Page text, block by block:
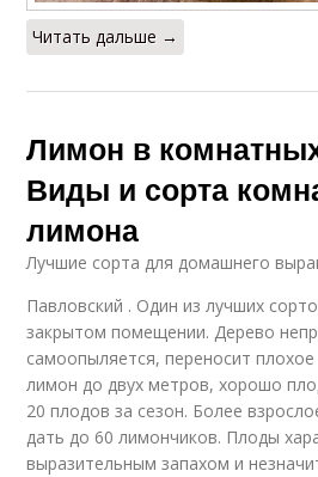
Читать дальше →
Лимон в
Виды и сорта
лимона
Лучшие сорта для домашнего
Павловский . Один из лучших
закрытом помещении. Дерево
самоопыляется, переносит
лимон до двух метров, хорошо
20 плодов за сезон. Более
дать до 60 лимончиков. Плоды
выразительным запахом и